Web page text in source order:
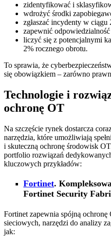
zidentyfikować i
wdrożyć środki
zgłaszać incydenty w ciągu
zapewnić
liczyć się z potencjalnymi
2% rocznego obrotu.
To sprawia, że
się obowiązkiem – zarówno
Technologie i
ochronę OT
Na szczęście rynek dostarcza
narzędzia, które umożliwiają
i skuteczną ochronę środowisk
portfolio rozwiązań
kluczowych przykładów:
Fortinet.
Fortinet Security
Fortinet zapewnia spójną
sieciowych, narzędzi do analizy
jak: